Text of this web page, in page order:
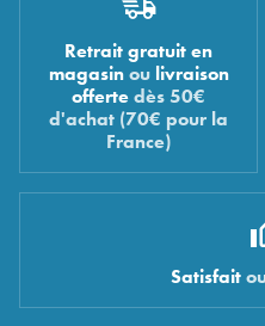
Retrait gratuit en
magasinou livraison
offerte dès 50€
d'achat (70€ pour la
France)
Satisfait